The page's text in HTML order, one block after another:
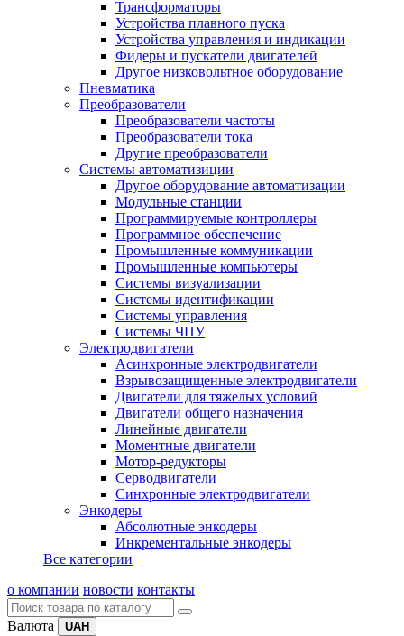
Трансформаторы
Устройства плавного пуска
Устройства управления и индикации
Фидеры и пускатели двигателей
Другое низковольтное оборудование
Пневматика
Преобразователи
Преобразователи частоты
Преобразователи тока
Другие преобразователи
Системы автоматизиции
Другое оборудование автоматизации
Модульные станции
Программируемые контроллеры
Программное обеспечение
Промышленные коммуникации
Промышленные компьютеры
Системы визуализации
Системы идентификации
Системы управления
Системы ЧПУ
Электродвигатели
Асинхронные электродвигатели
Взрывозащищенные электродвигатели
Двигатели для тяжелых условий
Двигатели общего назначения
Линейные двигатели
Моментные двигатели
Мотор-редукторы
Серводвигатели
Синхронные электродвигатели
Энкодеры
Абсолютные энкодеры
Инкрементальные энкодеры
Все категории
о компании новости контакты
Валюта UAH